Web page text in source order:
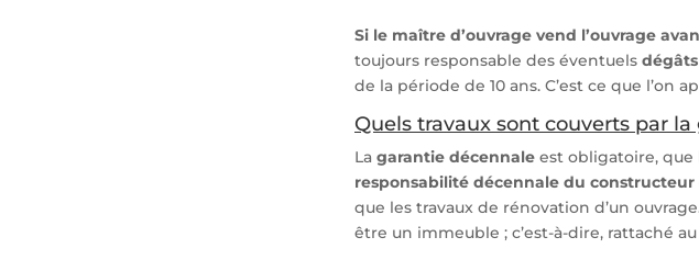
Si le maître d’ouvrage vend l’ouvrage
toujours responsable des éventuels dégâts
de la période de 10 ans. C’est ce que l’on
Quels travaux sont couverts par
La garantie décennale est obligatoire, que
responsabilité décennale du constructeur
que les travaux de rénovation d’un
être un immeuble ; c’est-à-dire, rattaché